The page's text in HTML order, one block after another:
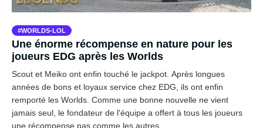
WORLDS-LOL
Une énorme récompense en nature pour les
joueurs EDG après les Worlds
Scout et Meiko ont enfin touché le jackpot. Après longues
années de bons et loyaux service chez EDG, ils ont enfin
remporté les Worlds. Comme une bonne nouvelle ne vient
jamais seul, le fondateur de l'équipe a offert à tous les joueurs
une récompense pas comme les autres.